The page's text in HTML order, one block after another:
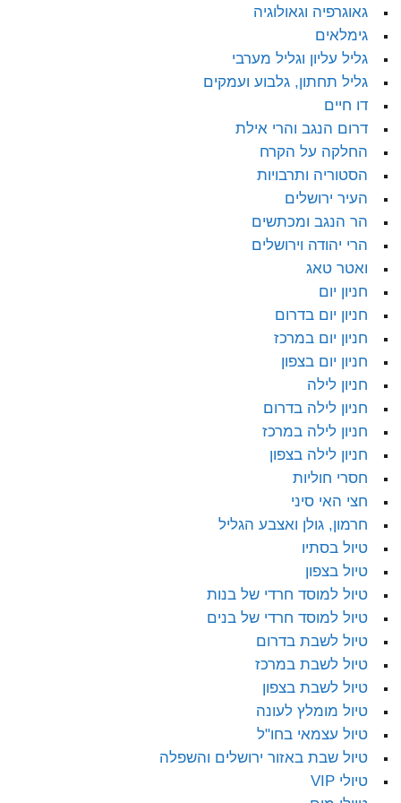
גאוגרפיה וגאולוגיה
גימלאים
גליל עליון וגליל מערבי
גליל תחתון, גלבוע ועמקים
דו חיים
דרום הנגב והרי אילת
החלקה על הקרח
הסטוריה ותרבויות
העיר ירושלים
הר הנגב ומכתשים
הרי יהודה וירושלים
ואטר טאג
חניון יום
חניון יום בדרום
חניון יום במרכז
חניון יום בצפון
חניון לילה
חניון לילה בדרום
חניון לילה במרכז
חניון לילה בצפון
חסרי חוליות
חצי האי סיני
חרמון, גולן ואצבע הגליל
טיול בסתיו
טיול בצפון
טיול למוסד חרדי של בנות
טיול למוסד חרדי של בנים
טיול לשבת בדרום
טיול לשבת במרכז
טיול לשבת בצפון
טיול מומלץ לעונה
טיול עצמאי בחו"ל
טיול שבת באזור ירושלים והשפלה
טיולי VIP